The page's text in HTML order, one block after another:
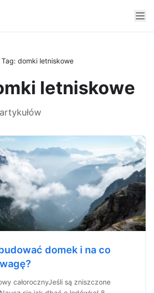
Tag: domki letniskowe
letniskowe
domek i na co
całorocznyJeśli są zniszczone